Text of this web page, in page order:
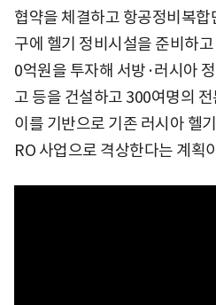
협약을 체결하고 항공정비복합
구에 헬기 정비시설을 준비하
0억원을 투자해 서방·러시아
고 등을 건설하고 300여명의
이를 기반으로 기존 러시아 헬
RO 사업으로 격상한다는 계획